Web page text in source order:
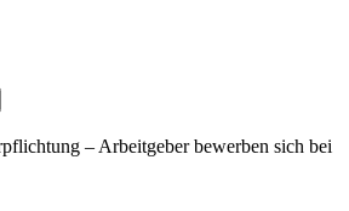
– Arbeitgeber bewerben sich bei